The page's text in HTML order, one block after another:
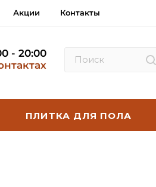
Акции Контакты
- 20:00
ПЛИТКА ДЛЯ ПОЛА